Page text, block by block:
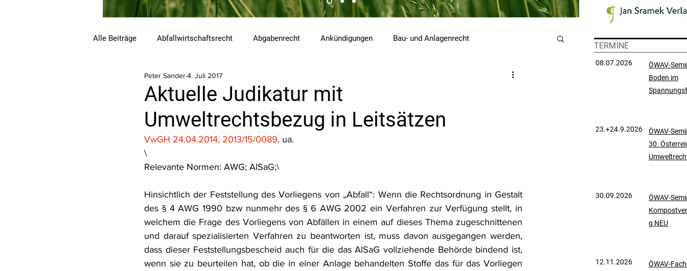
Alle Beiträge Abfallwirtschaftsrecht Abgabenrecht Ankündigungen Bau- und Anlagenrecht
Beihilfen und Förderungen
Luftreinhalterecht Naturschutzrecht Raumordnungs- und Planungsrecht RdU
Verkehr- und Transportrecht Völkerrecht
Wasserrecht RDU Umwelt-Ausgabe Erdgas Schutzgebiet Forstrecht
Aktuelle Judikatur mit
Umweltrechtsbezug in Leitsätzen
Peter Sander4. Juli 2017
VwGH 24.04.2014, 2013/15/0089, ua.
\
Relevante Normen: AWG; AlSaG;\
Hinsichtlich der Feststellung des Vorliegens von „Abfall“: Wenn die Rechtsordnung in Gestalt
des § 4 AWG 1990 bzw nunmehr des § 6 AWG 2002 ein Verfahren zur Verfügung stellt, in
welchem die Frage des Vorliegens von Abfällen in einem auf dieses Thema zugeschnittenen
und darauf spezialisierten Verfahren zu beantworten ist, muss davon ausgegangen werden,
dass dieser Feststellungsbescheid auch für die das AlSaG vollziehende Behörde bindend ist,
wenn sie zu beurteilen hat, ob die in einer Anlage behandelten Stoffe das für das Vorliegen
08.07.2026
ÖWAV-
Boden im
23.+24.9.2026
ÖWAV-
30.
30.09.2026
ÖWAV-
g NEU
12.11.2026
ÖWAV-
TERMINE